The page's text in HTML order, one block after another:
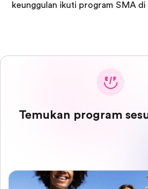
keunggulan ikuti program SMA
Temukan program